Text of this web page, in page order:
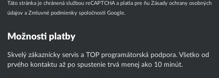
Táto stránka je chránená službou reCAPTCHA a platia pre ňu Zásady ochrany osobných
údajov a Zmluvné podmienky spoločnosti Google.
Možnosti platby
Skvelý zákaznícky servis a TOP programátorská podpora. Všetko od
prvého kontaktu až po spustenie trvá menej ako 10 minút.